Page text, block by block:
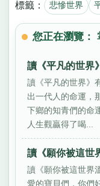
標籤： 悲慘世界
您正在瀏覽：
讀《平凡的世界
讀《平凡的世界》
出一代人的命運，
下鄉的知青們的命
人生觀贏得了喝...
讀《願你被這世
讀《願你被這世界
愛的寶貝們，你們